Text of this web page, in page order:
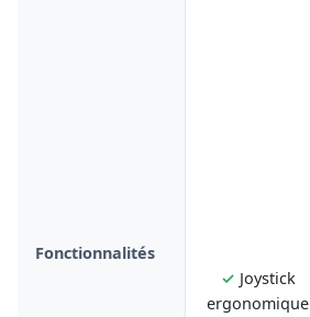
Fonctionnalités
✓ Joystick
ergonomique